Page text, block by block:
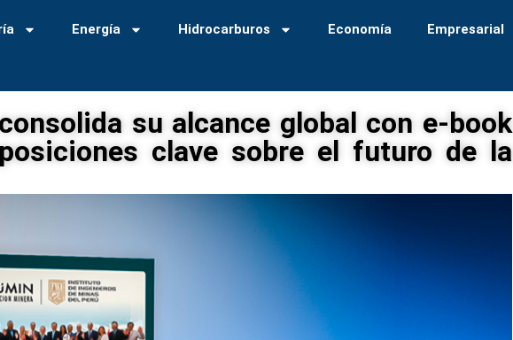
Energía Hidrocarburos Economía Empresarial
su alcance global con e-book
clave sobre el futuro de la